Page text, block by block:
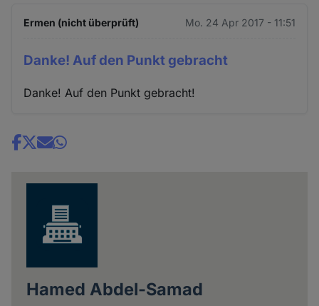
Ermen (nicht überprüft) Mo. 24 Apr 2017 - 11:51
Danke! Auf den Punkt gebracht
Danke! Auf den Punkt gebracht!
Share
Hamed Abdel-Samad